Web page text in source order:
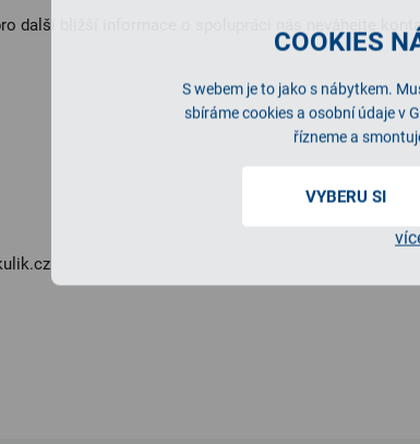
COOKIES
S webem je to jako s nábytkem.
sbíráme cookies a osobní údaje v
řízneme a
VYBERU SI
další bližší informace o spolupráci nás neváhejte